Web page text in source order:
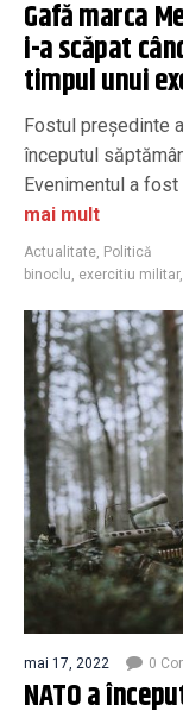
Gafă marca
i-a scăpat
timpul unui
Fostul președinte
începutul
Evenimentul a
mai mult
Actualitate, Politică
binoclu, exercitiu militar,
mai 17, 2022 0
NATO a